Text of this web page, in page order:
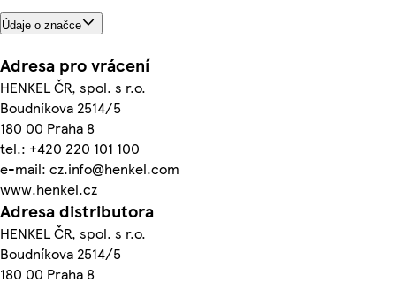
Údaje o značce
Adresa pro vrácení
HENKEL ČR, spol. s r.o.
Boudníkova 2514/5
180 00 Praha 8
tel.: +420 220 101 100
e-mail: cz.info@henkel.com
www.henkel.cz
Adresa distributora
HENKEL ČR, spol. s r.o.
Boudníkova 2514/5
180 00 Praha 8